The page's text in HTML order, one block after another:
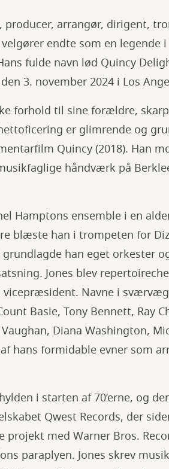
arrangør, dirigent,
endte som en legende i
fulde navn lød Quincy
3. november 2024 i Los
forhold til sine forældre,
er glimrende og
Quincy (2018). Han
håndværk på
Hamptons ensemble i en
blæste han i trompeten for
han eget orkester
Jones blev
Navne i
Basie, Tony Bennett, Ray
Diana Washington,
hans formidable evner som
i starten af 70’erne, og
Qwest Records, der
med Warner Bros.
paraplyen. Jones skrev